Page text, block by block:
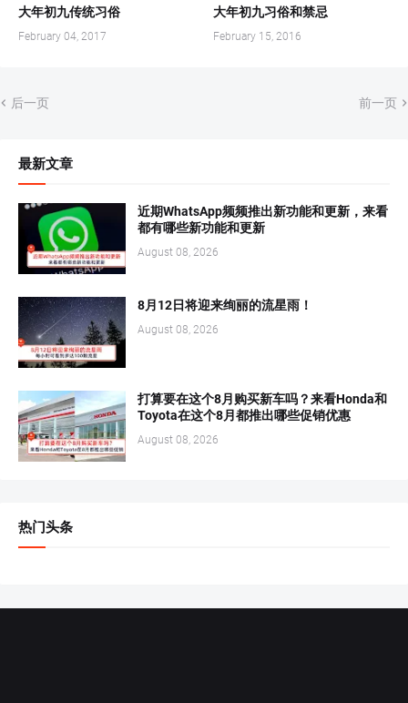
大年初九传统习俗
February 04, 2017
大年初九习俗和禁忌
February 15, 2016
后一页 前一页
最新文章
近期WhatsApp频频推出新功能和更新，来看
都有哪些新功能和更新
August 08, 2026
8月12日将迎来绚丽的流星雨！
August 08, 2026
打算要在这个8月购买新车吗？来看Honda和
Toyota在这个8月都推出哪些促销优惠
August 08, 2026
热门头条